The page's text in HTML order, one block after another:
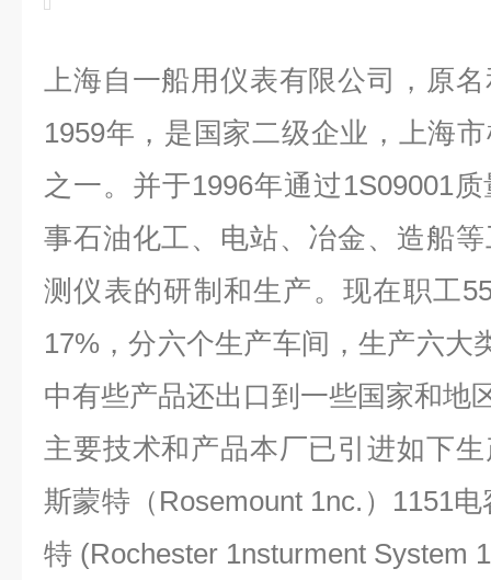
上海自一船用仪表有限公司，原
1959年，是国家二级企业，上海
之一。并于1996年通过1S09001
事石油化工、电站、冶金、造船
测仪表的研制和生产。现在职工
17%，分六个生产车间，生产六大
中有些产品还出口到一些国家和地
主要技术和产品本厂已引进如下
斯蒙特（Rosemount 1nc.）1151
特 (Rochester 1nsturment System